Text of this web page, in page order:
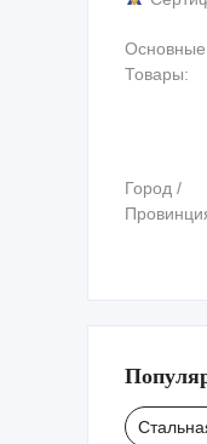
Основные
Товары:
Город /